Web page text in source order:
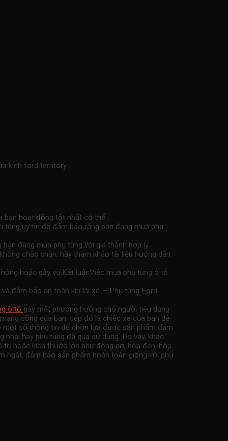
kính ford territory
bạn hoạt động tốt nhất có thể.
tùng uy tín để đảm bảo rằng bạn đang mua phụ
đang mua phụ tùng với giá thành hợp lý
chắc chắn, hãy tham khảo tài liệu hướng dẫn
hoặc gãy vỡ.Kết luậnViệc mua phụ tùng ô tô
đảm bảo an toàn khi lái xe..– Phụ tùng Ford
ô tô gây mất phương hướng cho người tiêu dùng
sống của bạn, tiếp đó là chiếc xe của bạn dễ
một số thông tin để chọn lựa được sản phẩm đảm
hay phụ tùng đã qua sử dụng. Do vậy, khác
trị hoặc kích thước lớn như động cơ, hộp đen, hộp
ngặt, đảm bảo sản phẩm hoàn toàn giống với phụ